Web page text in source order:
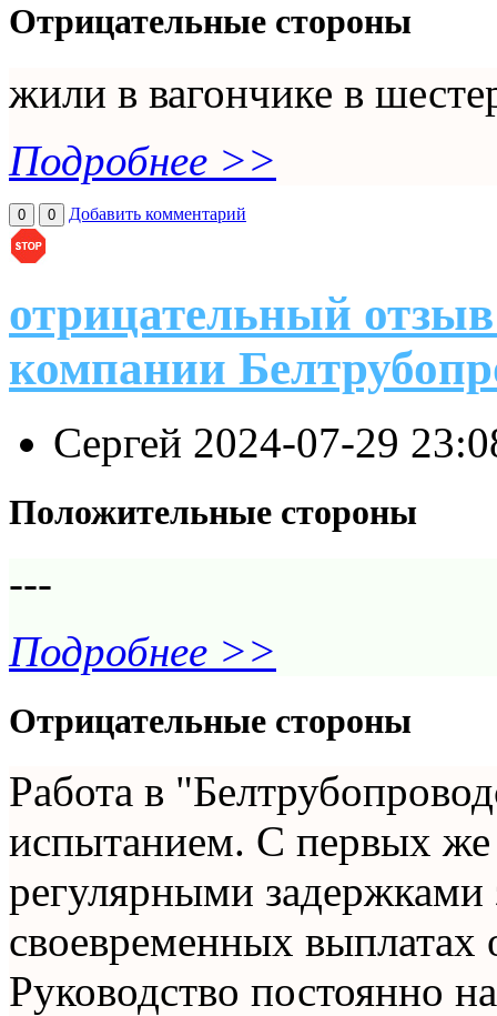
Отрицательные стороны
жили в вагончике в
Подробнее >>
0 0 Добавить комментарий
отрицательный
компании
Сергей 2024-07-29
Положительные стороны
---
Подробнее >>
Отрицательные стороны
Работа в
испытанием. С первых же
регулярными
своевременных выплатах
Руководство постоянно